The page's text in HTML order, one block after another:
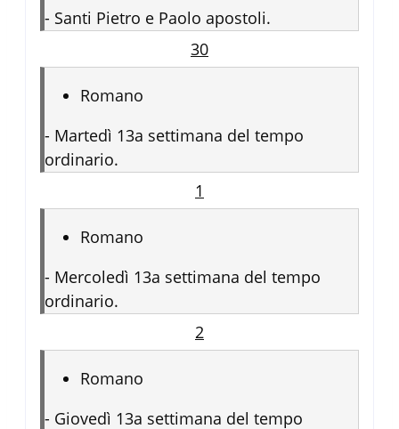
- Santi Pietro e Paolo apostoli.
30
Romano
- Martedì 13a settimana del tempo
ordinario.
1
Romano
- Mercoledì 13a settimana del tempo
ordinario.
2
Romano
- Giovedì 13a settimana del tempo